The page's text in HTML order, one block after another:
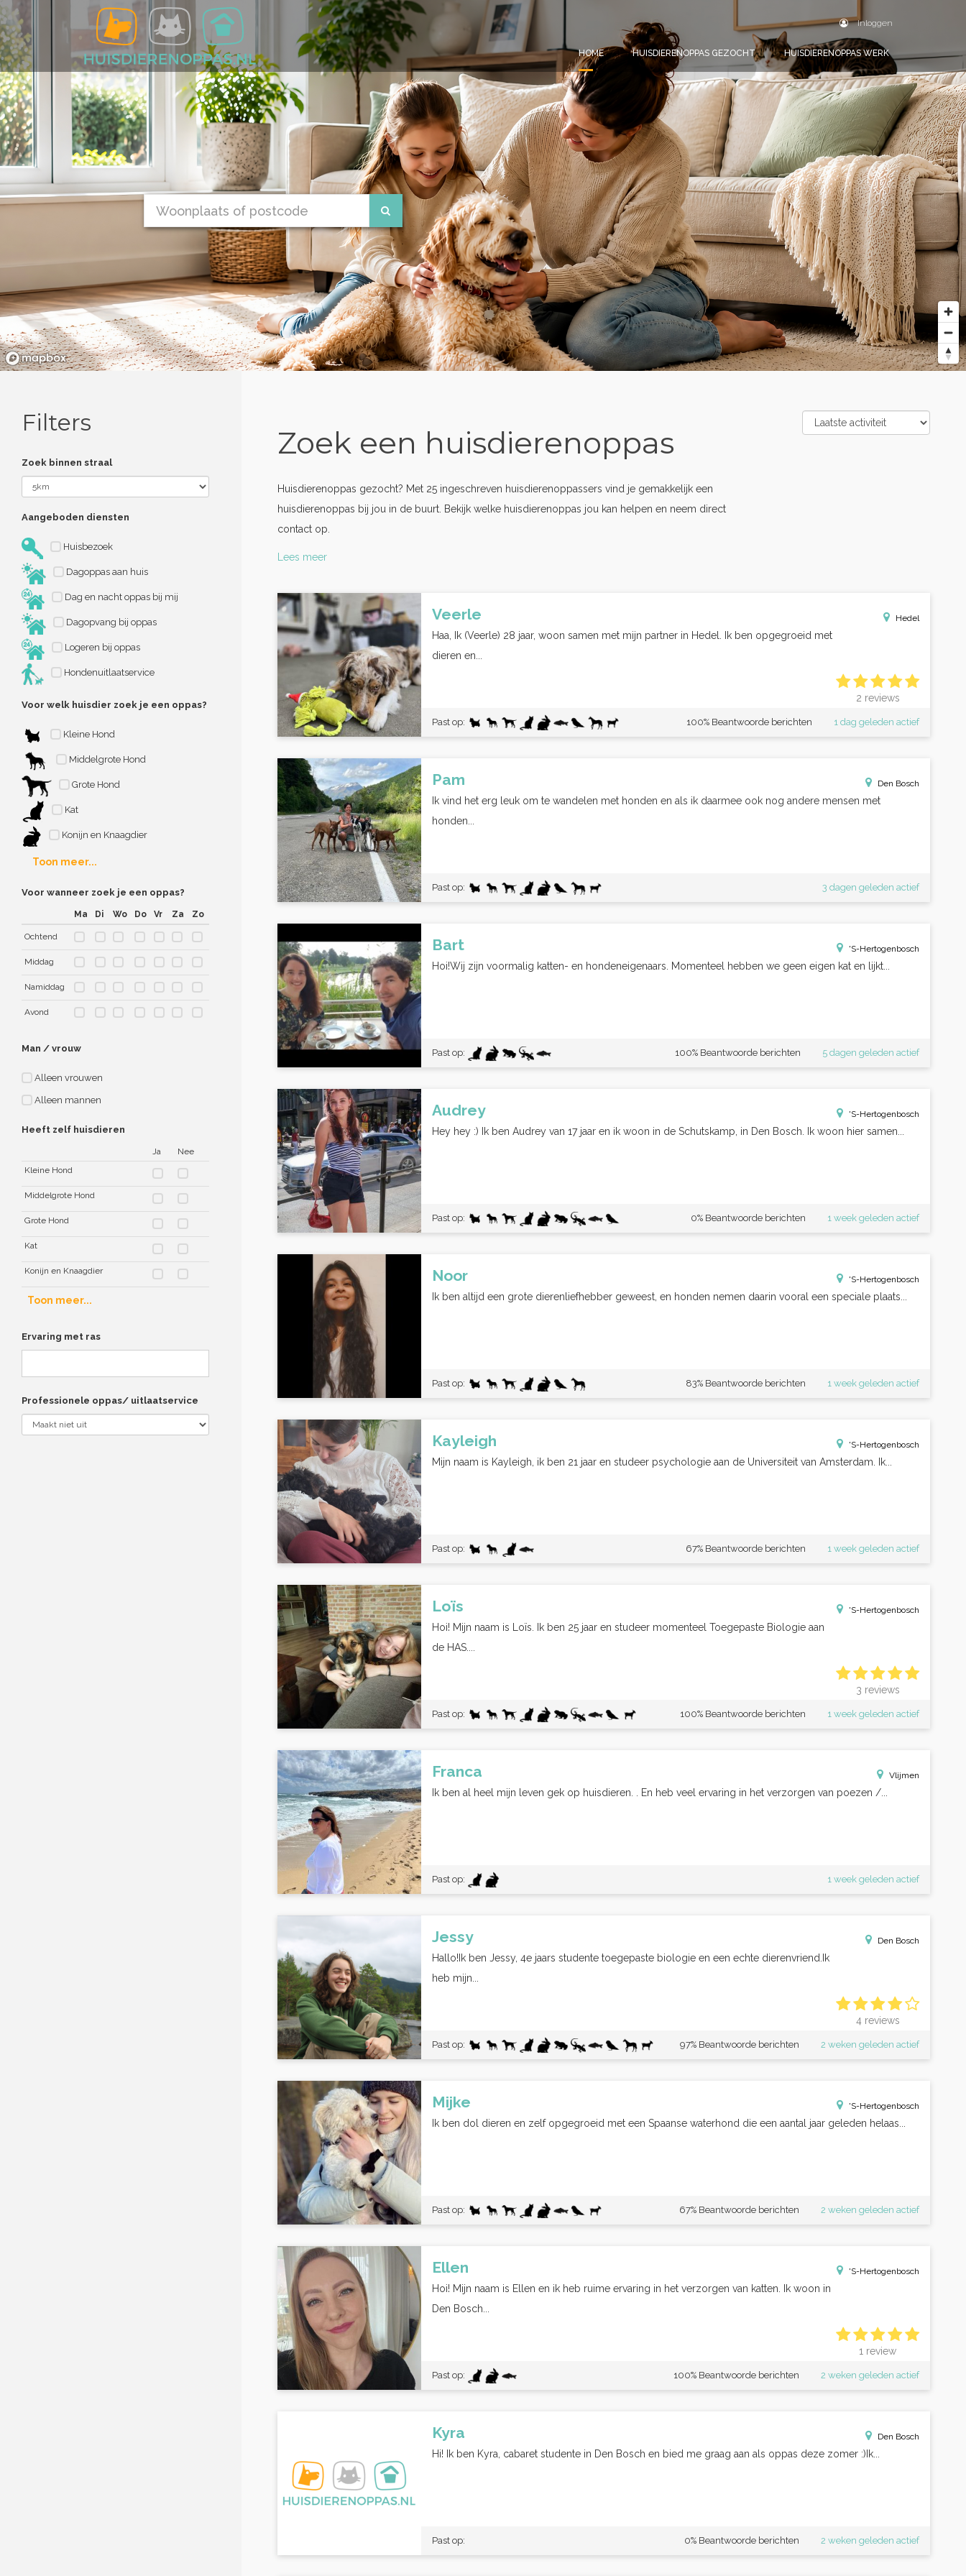
Inloggen
HOME HUISDIERENOPPAS GEZOCHT HUISDIERENOPPAS WERK
Filters
Zoek binnen straal
Aangeboden diensten
Huisbezoek
Dagoppas aan huis
Dag en nacht oppas bij mij
Dagopvang bij oppas
Logeren bij oppas
Hondenuitlaatservice
Voor welk huisdier zoek je een oppas?
Kleine Hond
Middelgrote Hond
Grote Hond
Kat
Konijn en Knaagdier
Toon meer...
Voor wanneer zoek je een oppas?
Ma Di Wo Do Vr Za Zo
Ochtend
Middag
Namiddag
Avond
Man / vrouw
Alleen vrouwen
Alleen mannen
Heeft zelf huisdieren
Ja
Nee
Kleine Hond
Middelgrote Hond
Grote Hond
Kat
Konijn en Knaagdier
Toon meer...
Ervaring met ras
Professionele oppas/ uitlaatservice
Zoek een huisdierenoppas
Huisdierenoppas gezocht? Met 25 ingeschreven huisdierenoppassers vind je gemakkelijk een
huisdierenoppas bij jou in de buurt. Bekijk welke huisdierenoppas jou kan helpen en neem direct
contact op.
Lees meer
Veerle Hedel
2 reviews
Haa, Ik (Veerle) 28 jaar, woon samen met mijn partner in Hedel. Ik ben opgegroeid met
dieren en...
Past op: 1 dag geleden actief
100% Beantwoorde berichten
Pam Den Bosch
Ik vind het erg leuk om te wandelen met honden en als ik daarmee ook nog andere mensen met
honden...
Past op: 3 dagen geleden actief
Bart 'S-Hertogenbosch
Hoi!Wij zijn voormalig katten- en hondeneigenaars. Momenteel hebben we geen eigen kat en lijkt...
Past op: 5 dagen geleden actief
100% Beantwoorde berichten
Audrey 'S-Hertogenbosch
Hey hey :) Ik ben Audrey van 17 jaar en ik woon in de Schutskamp, in Den Bosch. Ik woon hier samen...
Past op: 1 week geleden actief
0% Beantwoorde berichten
Noor 'S-Hertogenbosch
Ik ben altijd een grote dierenliefhebber geweest, en honden nemen daarin vooral een speciale plaats...
Past op: 1 week geleden actief
83% Beantwoorde berichten
Kayleigh 'S-Hertogenbosch
Mijn naam is Kayleigh, ik ben 21 jaar en studeer psychologie aan de Universiteit van Amsterdam. Ik...
Past op: 1 week geleden actief
67% Beantwoorde berichten
Loïs 'S-Hertogenbosch
3 reviews
Hoi! Mijn naam is Loïs. Ik ben 25 jaar en studeer momenteel Toegepaste Biologie aan
de HAS....
Past op: 1 week geleden actief
100% Beantwoorde berichten
Franca Vlijmen
Ik ben al heel mijn leven gek op huisdieren. . En heb veel ervaring in het verzorgen van poezen /...
Past op: 1 week geleden actief
Jessy Den Bosch
4 reviews
Hallo!Ik ben Jessy, 4e jaars studente toegepaste biologie en een echte dierenvriend.Ik
heb mijn...
Past op: 2 weken geleden actief
97% Beantwoorde berichten
Mijke 'S-Hertogenbosch
Ik ben dol dieren en zelf opgegroeid met een Spaanse waterhond die een aantal jaar geleden helaas...
Past op: 2 weken geleden actief
67% Beantwoorde berichten
Ellen 'S-Hertogenbosch
1 review
Hoi! Mijn naam is Ellen en ik heb ruime ervaring in het verzorgen van katten. Ik woon in
Den Bosch...
Past op: 2 weken geleden actief
100% Beantwoorde berichten
Kyra Den Bosch
Hi! Ik ben Kyra, cabaret studente in Den Bosch en bied me graag aan als oppas deze zomer :)Ik...
Past op: 2 weken geleden actief
0% Beantwoorde berichten